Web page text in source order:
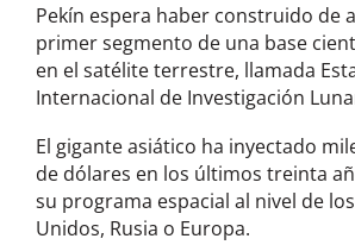
Pekín espera haber construido de
primer segmento de una base
en el satélite terrestre, llamada
Internacional de Investigación
El gigante asiático ha inyectado
de dólares en los últimos treinta
su programa espacial al nivel de
Unidos, Rusia o Europa.